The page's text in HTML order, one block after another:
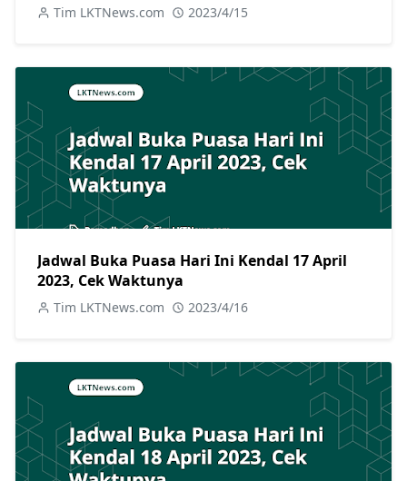
Tim LKTNews.com 2023/4/15
Jadwal Buka Puasa Hari Ini Kendal 17 April
2023, Cek Waktunya
Tim LKTNews.com 2023/4/16